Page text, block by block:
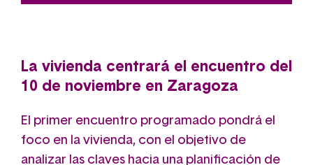
La vivienda centrará el encuentro del
10 de noviembre en Zaragoza
El primer encuentro programado pondrá el
foco en la vivienda, con el objetivo de
analizar las claves hacia una planificación de